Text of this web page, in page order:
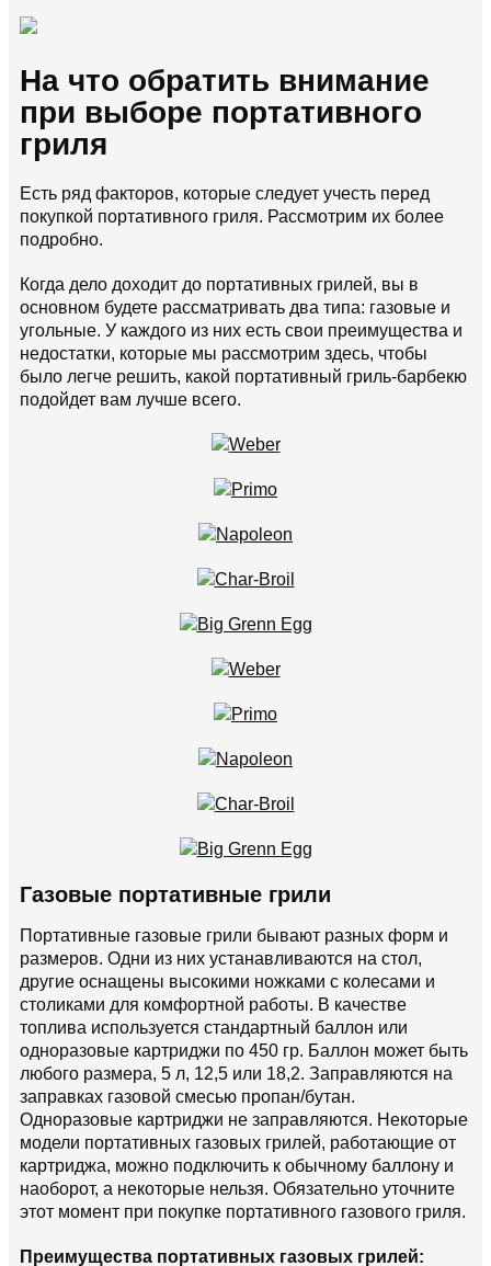
На что обратить внимание
при выборе портативного
гриля
Есть ряд факторов, которые следует учесть перед
покупкой портативного гриля. Рассмотрим их более
подробно.
Когда дело доходит до портативных грилей, вы в
основном будете рассматривать два типа: газовые и
угольные. У каждого из них есть свои преимущества и
недостатки, которые мы рассмотрим здесь, чтобы
было легче решить, какой портативный гриль-барбекю
подойдет вам лучше всего.
Газовые портативные грили
Портативные газовые грили бывают разных форм и
размеров. Одни из них устанавливаются на стол,
другие оснащены высокими ножками с колесами и
столиками для комфортной работы. В качестве
топлива используется стандартный баллон или
одноразовые картриджи по 450 гр. Баллон может быть
любого размера, 5 л, 12,5 или 18,2. Заправляются на
заправках газовой смесью пропан/бутан.
Одноразовые картриджи не заправляются. Некоторые
модели портативных газовых грилей, работающие от
картриджа, можно подключить к обычному баллону и
наоборот, а некоторые нельзя. Обязательно уточните
этот момент при покупке портативного газового гриля.
Преимущества портативных газовых грилей: